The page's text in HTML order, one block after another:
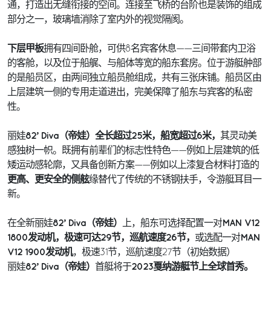
通，打造出无缝衔接的空间。连接至飞桥的台阶也是装饰的组成
部分之一，玻璃墙消除了室内外的视觉隔阂。
下层甲板拥有四间卧舱，可供8名宾客休息——三间带套内卫浴
的客舱，以及位于船艉、与船体等宽的船东套房。位于游艇舯部
的是船员区，由两间独立船员舱组成，共有三张床铺。船员区由
上层建筑一侧的专用走道进出，完美保障了船东与宾客的私密
性。
丽娃82’ Diva（帝娃）全长超过25米，船宽超过6米， 其灵动美
感独树一帜。既拥有前辈们的标志性特色——例如上层建筑的低
矮运动感轮廓，又具备创新方案——例如以上漆复合材料打造的
更高、更安全的侧舷缘替代了传统的不锈钢扶手，令游艇耳目一
新。
在全新丽娃82’ Diva（帝娃） 上，船东可选择配置一对MAN V12
1800发动机，极速可达29节，巡航速度26节，
或选配一对MAN
V12 1900发动机，极速31节，巡航速度27节（初始数据）
丽娃82’ Diva（帝娃） 首艇将于2023戛纳游艇节上全球首秀。